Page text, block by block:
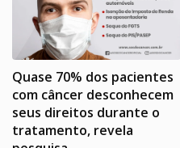
Quase 70% dos pacientes
com câncer desconhecem
seus direitos durante o
tratamento, revela